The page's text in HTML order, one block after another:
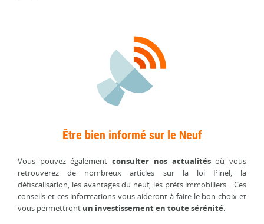
Être bien informé sur le Neuf
Vous pouvez égalementconsulter nos actualitésoù vous
retrouverez de nombreux articles sur la loi Pinel, la
défiscalisation, les avantages du neuf, les prêts immobiliers... Ces
conseils et ces informations vous aideront à faire le bon choix et
vous permettront un investissement en toute sérénité.